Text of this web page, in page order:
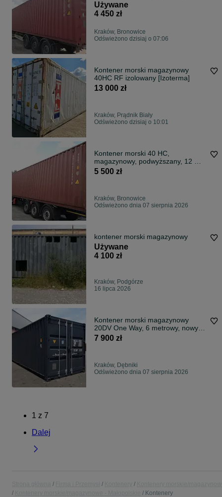
Używane
4 450 zł
Kraków, Bronowice
Odświeżono dzisiaj o 07:06
Kontener morski magazynowy
40HC RF izolowany [Izoterma]
13 000 zł
Kraków, Prądnik Biały
Odświeżono dzisiaj o 10:01
Kontener morski 40 HC,
magazynowy, podwyższany, 12 m,
używany
5 500 zł
Kraków, Bronowice
Odświeżono dnia 07 sierpnia 2026
kontener morski magazynowy
Używane
4 100 zł
Kraków, Podgórze
16 lipca 2026
Kontener morski magazynowy
20DV One Way, 6 metrowy, nowy,
kolory!
7 900 zł
Kraków, Dębniki
Odświeżono dnia 07 sierpnia 2026
1 z 7
Dalej
Kontenery